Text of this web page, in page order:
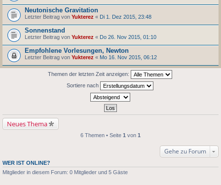
Neutonische Gravitation
Letzter Beitrag von Yukterez « Di 1. Dez 2015, 23:48
Sonnenstand
Letzter Beitrag von Yukterez « Do 26. Nov 2015, 01:10
Empfohlene Vorlesungen, Newton
Letzter Beitrag von Yukterez « Mo 16. Nov 2015, 06:12
Themen der letzten Zeit anzeigen:
Sortiere nach
Neues Thema
6 Themen • Seite 1 von 1
Gehe zu Forum
WER IST ONLINE?
Mitglieder in diesem Forum: 0 Mitglieder und 5 Gäste